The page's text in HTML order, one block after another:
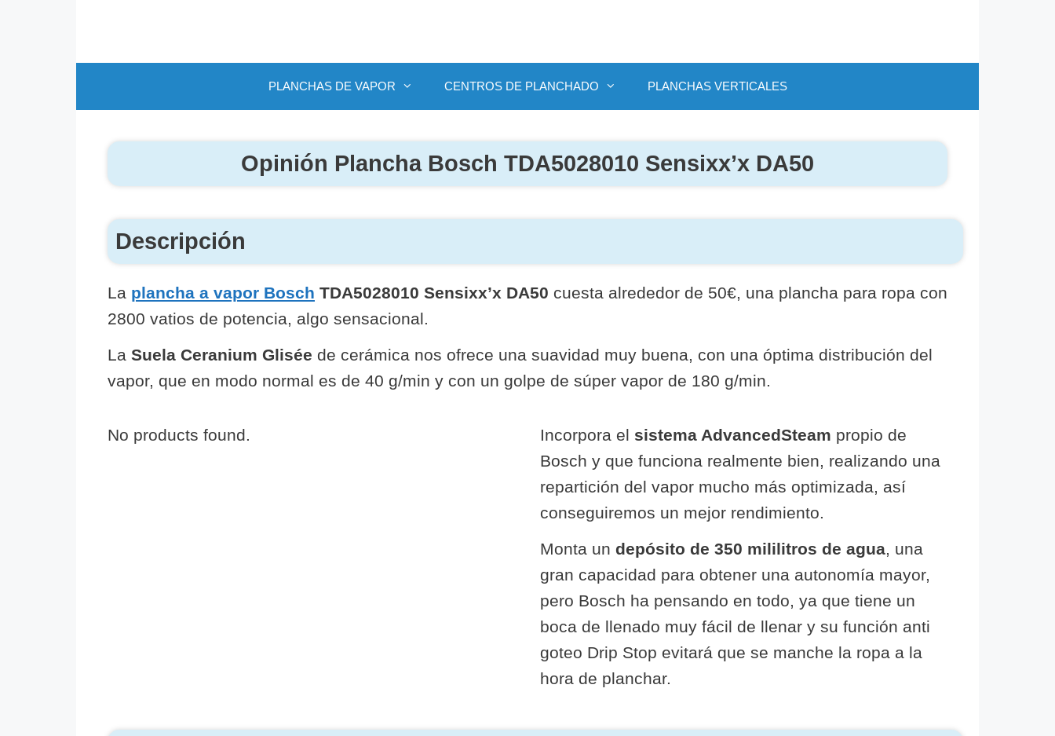
PLANCHAS DE VAPOR CENTROS DE PLANCHADO PLANCHAS VERTICALES
Opinión Plancha Bosch TDA5028010 Sensixx’x DA50
Descripción
La plancha a vapor Bosch TDA5028010 Sensixx’x DA50 cuesta alrededor de 50€, una plancha para ropa con
2800 vatios de potencia, algo sensacional.
La Suela Ceranium Glisée de cerámica nos ofrece una suavidad muy buena, con una óptima distribución del
vapor, que en modo normal es de 40 g/min y con un golpe de súper vapor de 180 g/min.
No products found. Incorpora el sistema AdvancedSteam propio de
Bosch y que funciona realmente bien, realizando una
repartición del vapor mucho más optimizada, así
conseguiremos un mejor rendimiento.
Monta un depósito de 350 mililitros de agua, una
gran capacidad para obtener una autonomía mayor,
pero Bosch ha pensando en todo, ya que tiene un
boca de llenado muy fácil de llenar y su función anti
goteo Drip Stop evitará que se manche la ropa a la
hora de planchar.